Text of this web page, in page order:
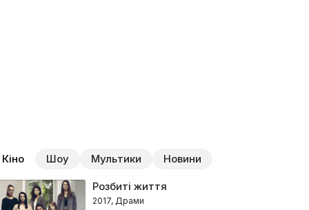
Кіно Шоу Мультики Новини
Розбиті життя
2017, Драми